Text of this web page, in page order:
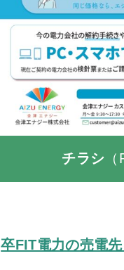
チラシ
卒FIT電力の売電